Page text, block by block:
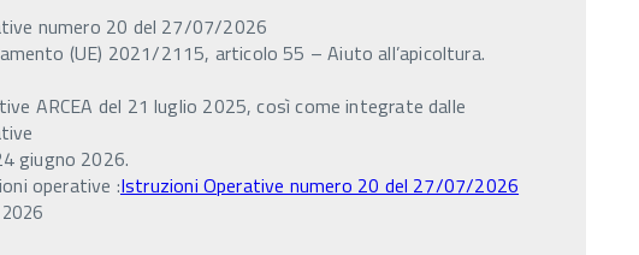
numero 20 del 27/07/2026
(UE) 2021/2115, articolo 55 – Aiuto all’apicoltura.
ARCEA del 21 luglio 2025, così come integrate dalle
giugno 2026.
operative :Istruzioni Operative numero 20 del 27/07/2026